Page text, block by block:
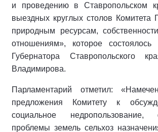
и проведению в Ставропольском
выездных круглых столов
природным ресурсам,
отношениям», которое
Губернатора Ставропольского
Владимирова.
Парламентарий отметил:
предложения Комитету к
социальное
проблемы земель сельхоз